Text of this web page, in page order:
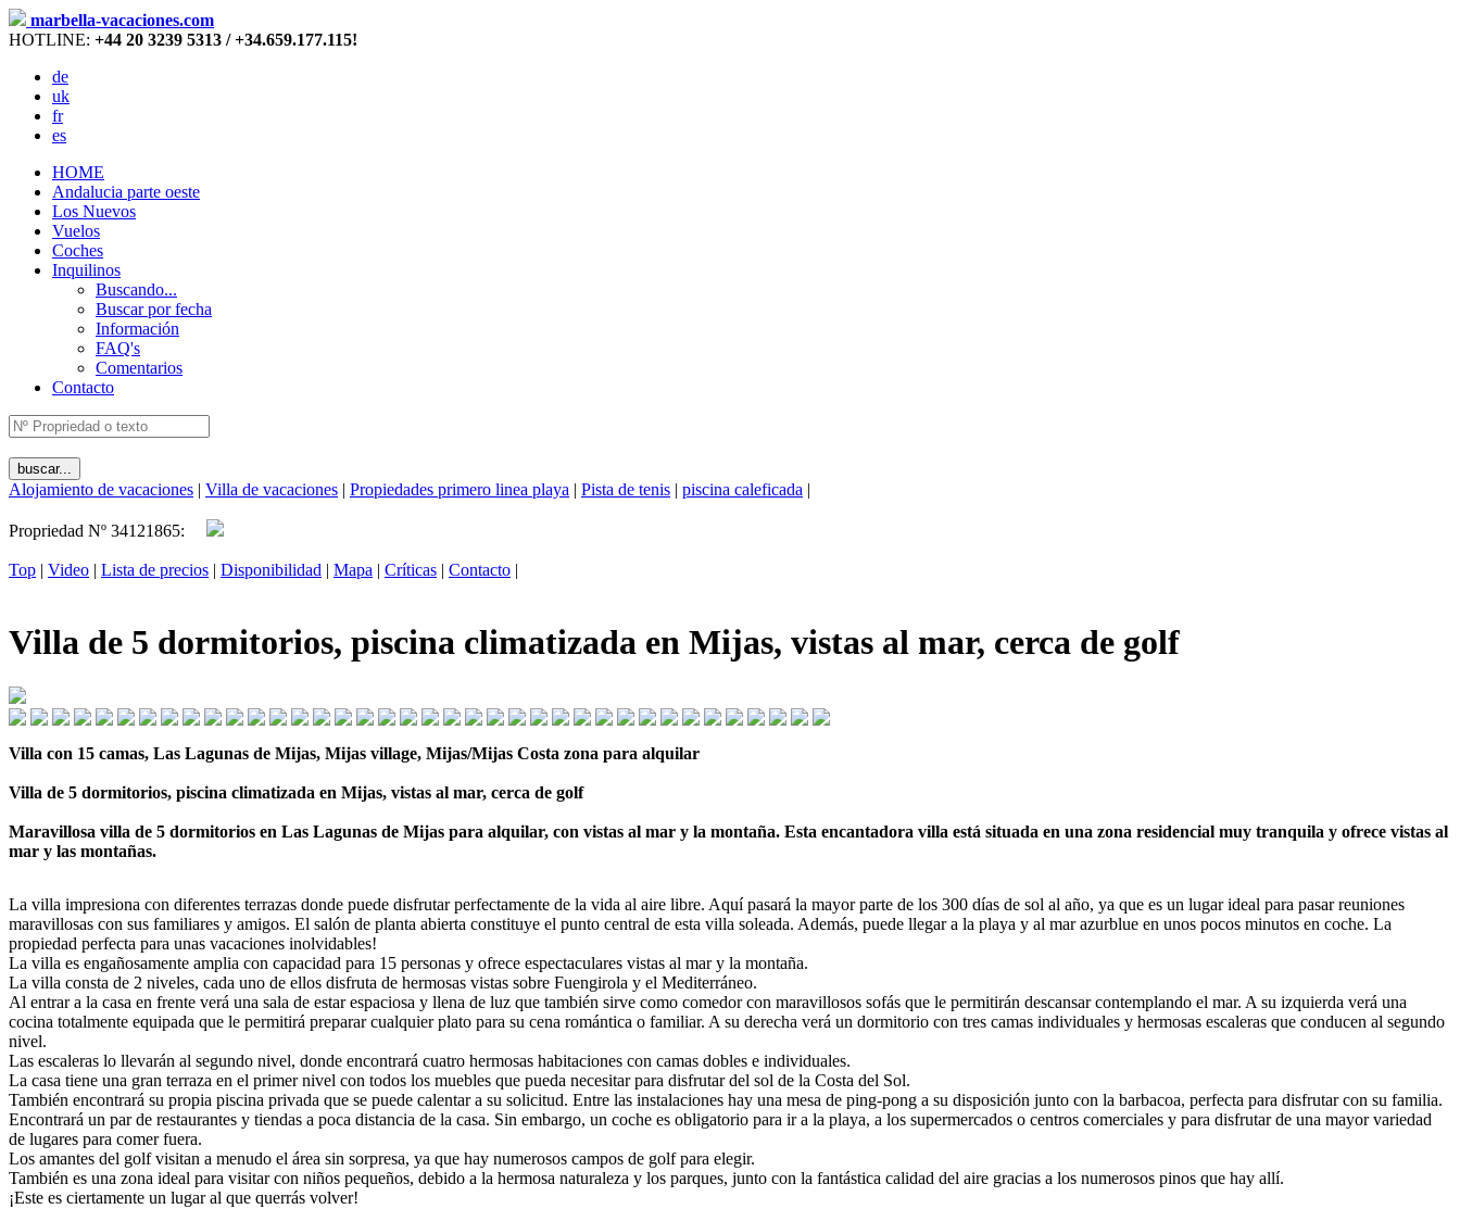
marbella-vacaciones.com
HOTLINE: +44 20 3239 5313 / +34.659.177.115!
de
uk
fr
es
HOME
Andalucia parte oeste
Los Nuevos
Vuelos
Coches
Inquilinos
Buscando...
Buscar por fecha
Información
FAQ's
Comentarios
Contacto
Alojamiento de vacaciones | Villa de vacaciones | Propiedades primero linea playa | Pista de tenis | piscina caleficada |
Propriedad Nº 34121865:
Top | Video | Lista de precios | Disponibilidad | Mapa | Críticas | Contacto |
Villa de 5 dormitorios, piscina climatizada en Mijas, vistas al mar, cerca de golf
Villa con 15 camas, Las Lagunas de Mijas, Mijas village, Mijas/Mijas Costa zona para alquilar
Villa de 5 dormitorios, piscina climatizada en Mijas, vistas al mar, cerca de golf
Maravillosa villa de 5 dormitorios en Las Lagunas de Mijas para alquilar, con vistas al mar y la montaña. Esta encantadora villa está situada en una zona residencial muy tranquila y ofrece vistas al
mar y las montañas.
La villa impresiona con diferentes terrazas donde puede disfrutar perfectamente de la vida al aire libre. Aquí pasará la mayor parte de los 300 días de sol al año, ya que es un lugar ideal para pasar reuniones
maravillosas con sus familiares y amigos. El salón de planta abierta constituye el punto central de esta villa soleada. Además, puede llegar a la playa y al mar azurblue en unos pocos minutos en coche. La
propiedad perfecta para unas vacaciones inolvidables!
La villa es engañosamente amplia con capacidad para 15 personas y ofrece espectaculares vistas al mar y la montaña.
La villa consta de 2 niveles, cada uno de ellos disfruta de hermosas vistas sobre Fuengirola y el Mediterráneo.
Al entrar a la casa en frente verá una sala de estar espaciosa y llena de luz que también sirve como comedor con maravillosos sofás que le permitirán descansar contemplando el mar. A su izquierda verá una
cocina totalmente equipada que le permitirá preparar cualquier plato para su cena romántica o familiar. A su derecha verá un dormitorio con tres camas individuales y hermosas escaleras que conducen al segundo
nivel.
Las escaleras lo llevarán al segundo nivel, donde encontrará cuatro hermosas habitaciones con camas dobles e individuales.
La casa tiene una gran terraza en el primer nivel con todos los muebles que pueda necesitar para disfrutar del sol de la Costa del Sol.
También encontrará su propia piscina privada que se puede calentar a su solicitud. Entre las instalaciones hay una mesa de ping-pong a su disposición junto con la barbacoa, perfecta para disfrutar con su familia.
Encontrará un par de restaurantes y tiendas a poca distancia de la casa. Sin embargo, un coche es obligatorio para ir a la playa, a los supermercados o centros comerciales y para disfrutar de una mayor variedad
de lugares para comer fuera.
Los amantes del golf visitan a menudo el área sin sorpresa, ya que hay numerosos campos de golf para elegir.
También es una zona ideal para visitar con niños pequeños, debido a la hermosa naturaleza y los parques, junto con la fantástica calidad del aire gracias a los numerosos pinos que hay allí.
¡Este es ciertamente un lugar al que querrás volver!